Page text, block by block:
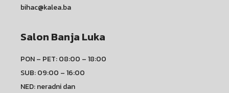
bihac@kalea.ba
Salon Banja Luka
PON – PET: 08:00 – 18:00
SUB: 09:00 – 16:00
NED: neradni dan